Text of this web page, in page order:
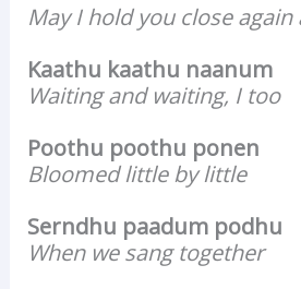
May I hold you close again
Kaathu kaathu naanum
Waiting and waiting, I too
Poothu poothu ponen
Bloomed little by little
Serndhu paadum podhu
When we sang together